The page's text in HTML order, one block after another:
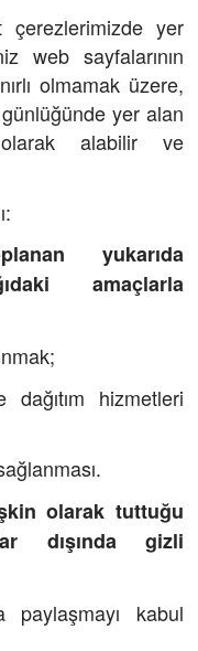
yer
web sayfalarının
olmamak üzere,
günlüğünde yer alan
olarak alabilir ve
yukarıda
amaçlarla
hizmetleri
olarak tuttuğu
dışında gizli
kabul